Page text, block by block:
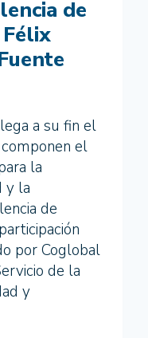
de
a su fin el
el
la
y la
de
por Coglobal
de la
y